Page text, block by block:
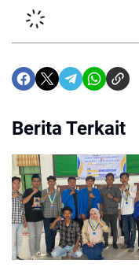
Berita Terkait